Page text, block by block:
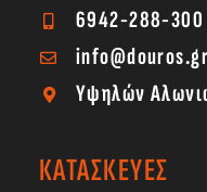
6942-288-300
info@douros.gr
Υψηλών
ΚΑΤΑΣΚΕΥΕΣ